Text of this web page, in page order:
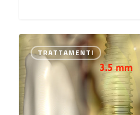
TRATTAMENTI